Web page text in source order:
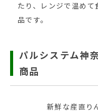
たり、レンジで温め
品です。
パルシステム神
商品
新鮮な産直り